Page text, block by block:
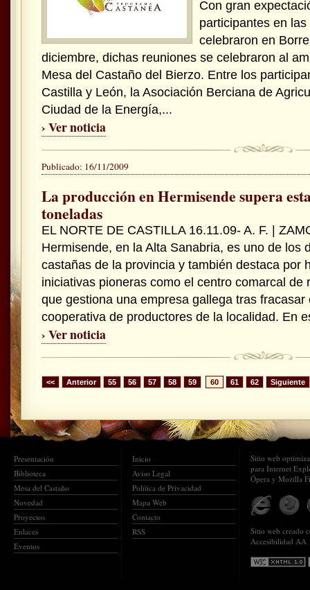
Con gran
participantes en
celebraron en
diciembre, dichas reuniones se celebraron al
Mesa del Castaño del Bierzo. Entre los
Castilla y León, la Asociación Berciana de
Ciudad de la Energía,...
› Ver noticia
Publicado: 16/11/2009
La producción en Hermisende supera
toneladas
EL NORTE DE CASTILLA 16.11.09- A. F. |
Hermisende, en la Alta Sanabria, es uno de los
castañas de la provincia y también destaca por
iniciativas pioneras como el centro comarcal de
que gestiona una empresa gallega tras
cooperativa de productores de la localidad. En
› Ver noticia
<< Anterior 55 56 57 58 59 60 61 62 Siguiente
Presentación
Biblioteca
Mesa del Castaño
Novedad
Proyectos
Enlaces
Eventos
Inicio
Aviso Legal
Política de Privacidad
Mapa Web
Contacto
RSS
Sitio web
para Internet
Ópera y Mozilla
Sitio web creado
Accesibilidad AA